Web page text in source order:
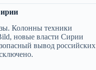
Колонны техники
новые власти Сирии
вывод российских